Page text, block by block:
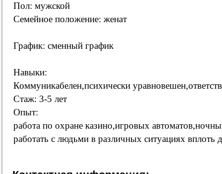
Пол: мужской
Семейное положение: женат
График: сменный график
Навыки:
Коммуникабелен,психически
Стаж: 3-5 лет
Опыт:
работа по охране казино,игровых
работать с людьми в различных ситуациях вплоть